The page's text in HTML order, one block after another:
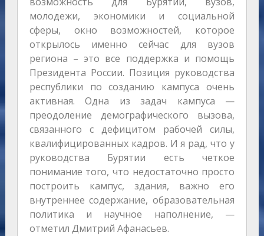
молодежи, экономики и социальной
сферы, окно возможностей, которое
открылось именно сейчас для вузов
региона – это все поддержка и помощь
Президента России. Позиция руководства
республики по созданию кампуса очень
активная. Одна из задач кампуса —
преодоление демографического вызова,
связанного с дефицитом рабочей силы,
квалифицированных кадров. И я рад, что у
руководства Бурятии есть четкое
понимание того, что недостаточно просто
построить кампус, здания, важно его
внутреннее содержание, образовательная
политика и научное наполнение, —
отметил Дмитрий Афанасьев.